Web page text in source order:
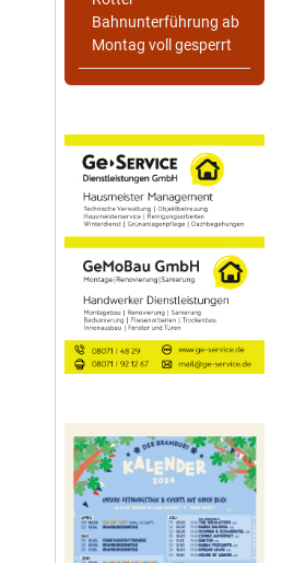
Bahnunterführung ab
Montag voll gesperrt